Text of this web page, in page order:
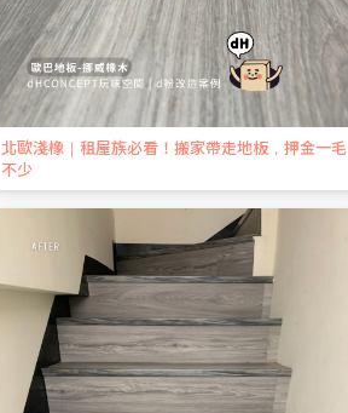
北歐淺橡｜租屋族必看！搬家帶走地板，押金一毛
不少